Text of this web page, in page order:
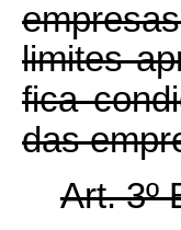
limites
fica
das
Art. 3º